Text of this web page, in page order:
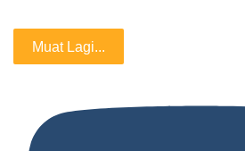
Muat Lagi...